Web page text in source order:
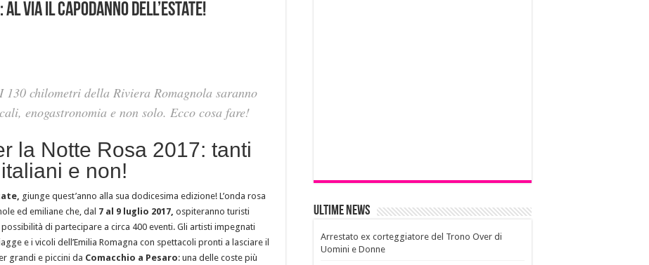
al via il Capodanno dell’estate!
chilometri della Riviera Romagnola saranno
enogastronomia e non solo. Ecco cosa fare!
la Notte Rosa 2017: tanti
e non!
giunge quest’anno alla sua dodicesima edizione! L’onda rosa
ed emiliane che, dal 7 al 9 luglio 2017, ospiteranno turisti
di partecipare a circa 400 eventi. Gli artisti impegnati
e i vicoli dell’Emilia Romagna con spettacoli pronti a lasciare il
grandi e piccini da Comacchio a Pesaro: una delle coste più
Ultime News
Arrestato ex corteggiatore del Trono Over di
Uomini e Donne